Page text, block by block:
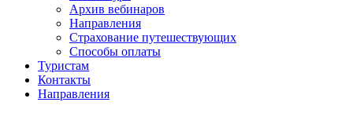
Архив вебинаров
Направления
Страхование путешествующих
Способы оплаты
Туристам
Контакты
Направления